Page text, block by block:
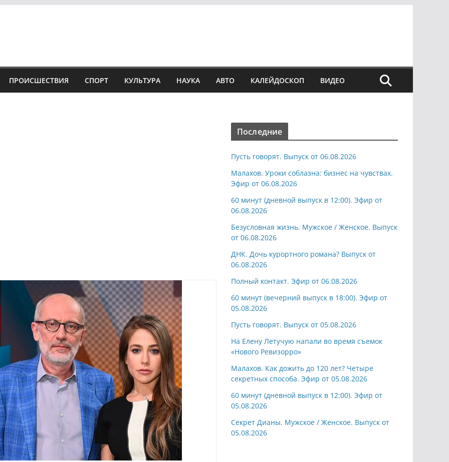
ПРОИСШЕСТВИЯ СПОРТ КУЛЬТУРА НАУКА АВТО КАЛЕЙДОСКОП ВИДЕО
Последние
Пусть говорят. Выпуск от 06.08.2026
Малахов. Уроки соблазна: бизнес на чувствах.
Эфир от 06.08.2026
60 минут (дневной выпуск в 12:00). Эфир от
06.08.2026
Безусловная жизнь. Мужское / Женское. Выпуск
от 06.08.2026
ДНК. Дочь курортного романа? Выпуск от
06.08.2026
Полный контакт. Эфир от 06.08.2026
60 минут (вечерний выпуск в 18:00). Эфир от
05.08.2026
Пусть говорят. Выпуск от 05.08.2026
На Елену Летучую напали во время съемок
«Нового Ревизорро»
Малахов. Как дожить до 120 лет? Четыре
секретных способа. Эфир от 05.08.2026
60 минут (дневной выпуск в 12:00). Эфир от
05.08.2026
Секрет Дианы. Мужское / Женское. Выпуск от
05.08.2026